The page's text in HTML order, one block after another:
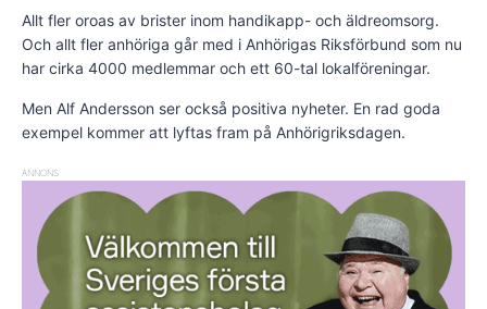
Allt fler oroas av brister inom handikapp- och äldreomsorg.
Och allt fler anhöriga går med i Anhörigas Riksförbund som nu
har cirka 4000 medlemmar och ett 60-tal lokalföreningar.
Men Alf Andersson ser också positiva nyheter. En rad goda
exempel kommer att lyftas fram på Anhörigriksdagen.
ANNONS